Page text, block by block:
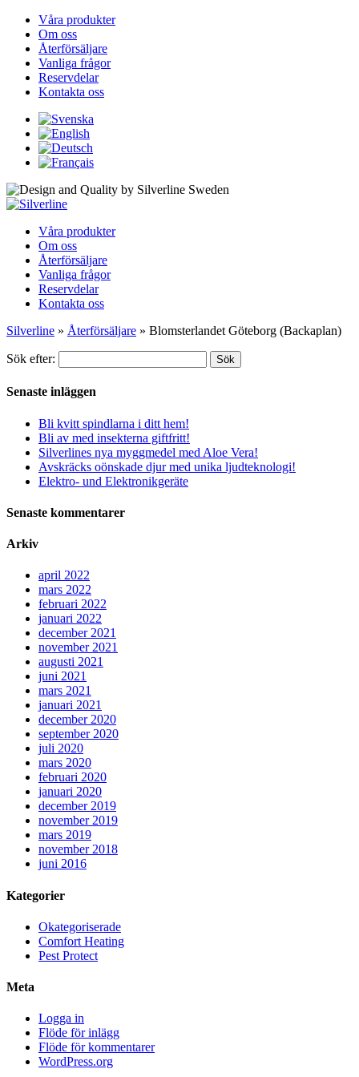
Våra produkter
Om oss
Återförsäljare
Vanliga frågor
Reservdelar
Kontakta oss
Våra produkter
Om oss
Återförsäljare
Vanliga frågor
Reservdelar
Kontakta oss
Silverline » Återförsäljare » Blomsterlandet Göteborg (Backaplan)
Sök efter: Sök
Senaste inläggen
Bli kvitt spindlarna i ditt hem!
Bli av med insekterna giftfritt!
Silverlines nya myggmedel med Aloe Vera!
Avskräcks oönskade djur med unika ljudteknologi!
Elektro- und Elektronikgeräte
Senaste kommentarer
Arkiv
april 2022
mars 2022
februari 2022
januari 2022
december 2021
november 2021
augusti 2021
juni 2021
mars 2021
januari 2021
december 2020
september 2020
juli 2020
mars 2020
februari 2020
januari 2020
december 2019
november 2019
mars 2019
november 2018
juni 2016
Kategorier
Okategoriserade
Comfort Heating
Pest Protect
Meta
Logga in
Flöde för inlägg
Flöde för kommentarer
WordPress.org